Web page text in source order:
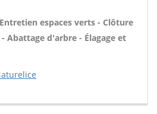
espaces verts - Clôture
Abattage d'arbre - Élagage et